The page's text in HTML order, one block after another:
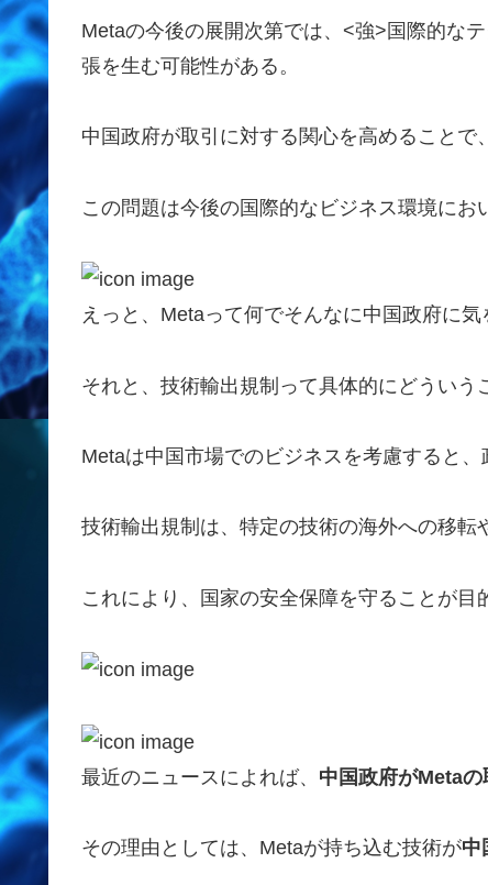
Metaの今後の展開次第では、<強>国際的な
張を生む可能性がある。
中国政府が取引に対する関心を高めることで
この問題は今後の国際的なビジネス環境にお
えっと、Metaって何でそんなに中国政府に
それと、技術輸出規制って具体的にどういう
Metaは中国市場でのビジネスを考慮すると、
技術輸出規制は、特定の技術の海外への移転
これにより、国家の安全保障を守ることが目
最近のニュースによれば、 中国政府がMeta
その理由としては、Metaが持ち込む技術が中